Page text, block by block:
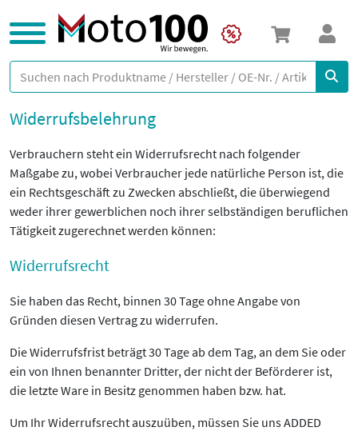
Widerrufsbelehrung
Verbrauchern steht ein Widerrufsrecht nach folgender
Maßgabe zu, wobei Verbraucher jede natürliche Person ist, die
ein Rechtsgeschäft zu Zwecken abschließt, die überwiegend
weder ihrer gewerblichen noch ihrer selbständigen beruflichen
Tätigkeit zugerechnet werden können:
Widerrufsrecht
Sie haben das Recht, binnen 30 Tage ohne Angabe von
Gründen diesen Vertrag zu widerrufen.
Die Widerrufsfrist beträgt 30 Tage ab dem Tag, an dem Sie oder
ein von Ihnen benannter Dritter, der nicht der Beförderer ist,
die letzte Ware in Besitz genommen haben bzw. hat.
Um Ihr Widerrufsrecht auszuüben, müssen Sie uns ADDED